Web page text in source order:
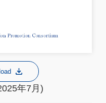
年7月)